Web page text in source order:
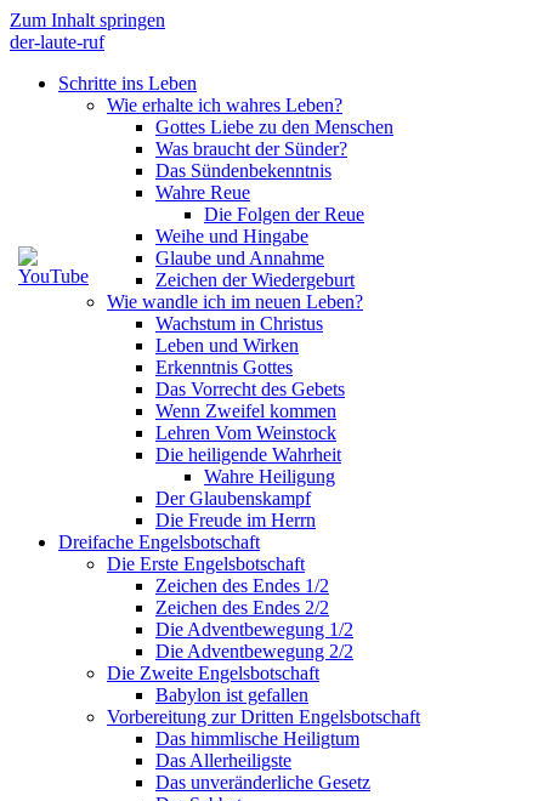
Zum Inhalt springen
der-laute-ruf
Schritte ins Leben
Wie erhalte ich wahres Leben?
Gottes Liebe zu den Menschen
Was braucht der Sünder?
Das Sündenbekenntnis
Wahre Reue
Die Folgen der Reue
Weihe und Hingabe
Glaube und Annahme
Zeichen der Wiedergeburt
Wie wandle ich im neuen Leben?
Wachstum in Christus
Leben und Wirken
Erkenntnis Gottes
Das Vorrecht des Gebets
Wenn Zweifel kommen
Lehren Vom Weinstock
Die heiligende Wahrheit
Wahre Heiligung
Der Glaubenskampf
Die Freude im Herrn
Dreifache Engelsbotschaft
Die Erste Engelsbotschaft
Zeichen des Endes 1/2
Zeichen des Endes 2/2
Die Adventbewegung 1/2
Die Adventbewegung 2/2
Die Zweite Engelsbotschaft
Babylon ist gefallen
Vorbereitung zur Dritten Engelsbotschaft
Das himmlische Heiligtum
Das Allerheiligste
Das unveränderliche Gesetz